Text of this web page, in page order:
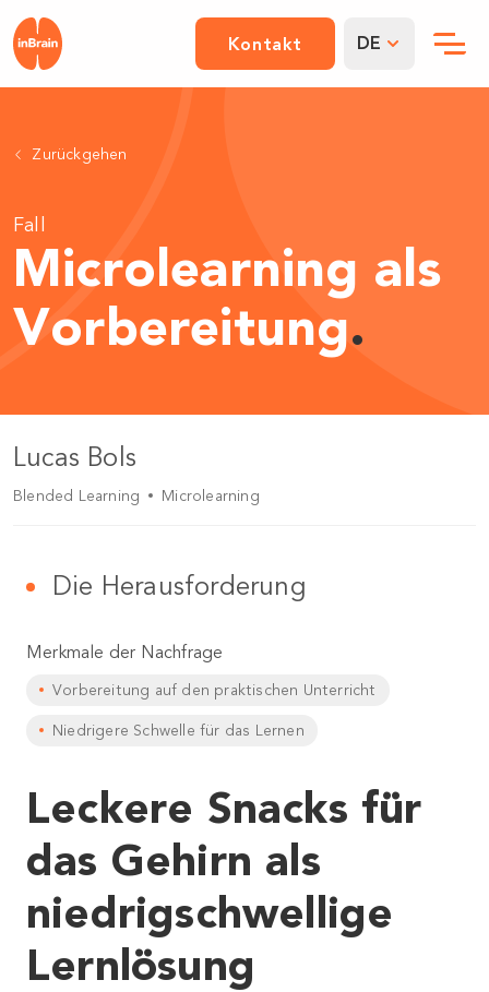
Kontakt DE
Zurückgehen
Fall
Microlearning als
Vorbereitung.
Lucas Bols
Blended Learning Microlearning
Die Herausforderung
Merkmale der Nachfrage
Vorbereitung auf den praktischen Unterricht
Niedrigere Schwelle für das Lernen
Leckere Snacks für
das Gehirn als
niedrigschwellige
Lernlösung